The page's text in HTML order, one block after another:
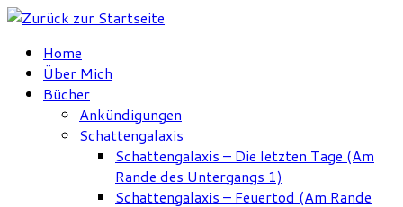
Zum
springenHome
Über Mich
Bücher
Ankündigungen
Schattengalaxis
Schattengalaxis – Die letzten Tage (Am
Rande des Untergangs 1)
Schattengalaxis – Feuertod (Am Rande